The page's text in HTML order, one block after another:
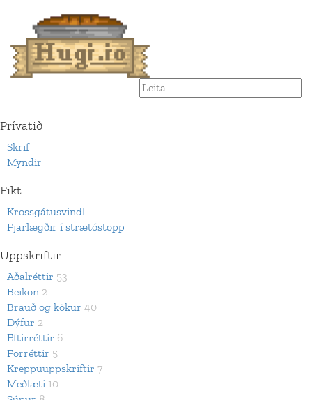
Prívatið
Skrif
Myndir
Fikt
Krossgátusvindl
Fjarlægðir í strætóstopp
Uppskriftir
Aðalréttir 53
Beikon 2
Brauð og kökur 40
Dýfur 2
Eftirréttir 6
Forréttir 5
Kreppuuppskriftir 7
Meðlæti 10